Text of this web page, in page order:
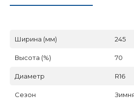
Ширина (мм) 245
Высота (%) 70
Диаметр R16
Сезон